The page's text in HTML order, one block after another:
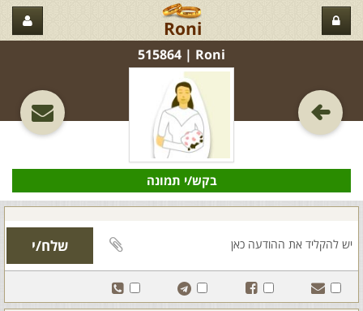
Roni
Roni‏ | 515864
בקש/י תמונה